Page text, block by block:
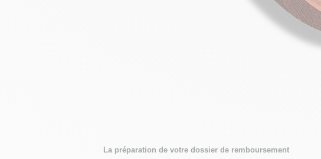
La préparation de votre dossier de remboursement